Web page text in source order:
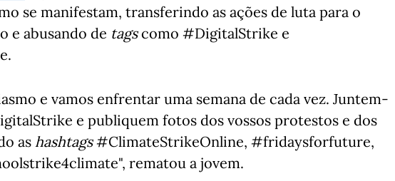
se manifestam, transferindo as ações de luta para o
e abusando de tagscomo #DigitalStrike e
e vamos enfrentar uma semana de cada vez. Juntem-
e publiquem fotos dos vossos protestos e dos
as hashtags#ClimateStrikeOnline, #fridaysforfuture,
rematou a jovem.